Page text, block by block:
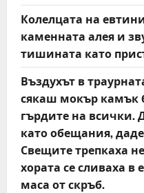
Колелцата на
каменната алея и
тишината като
Въздухът в
сякаш мокър камък
гърдите на всички.
като обещания,
Свещите трепкаха
хората се сливаха в
маса от скръб.